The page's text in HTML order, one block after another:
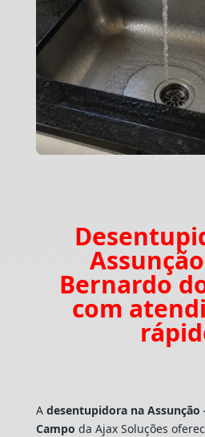
Bernardo
com
A desentupidora na Assunção
Campo da Ajax Soluções